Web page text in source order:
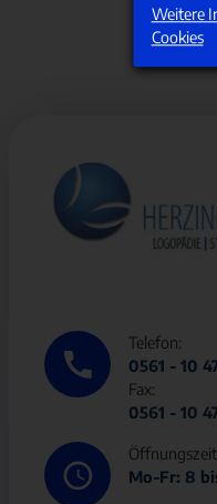
Telefon:
0561 - 10
Fax:
0561 - 10
Mo-Fr: 8
Weitere
Cookies